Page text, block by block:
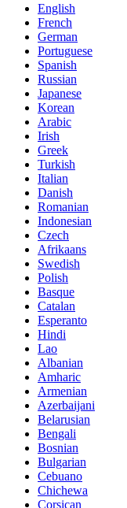
English
French
German
Portuguese
Spanish
Russian
Japanese
Korean
Arabic
Irish
Greek
Turkish
Italian
Danish
Romanian
Indonesian
Czech
Afrikaans
Swedish
Polish
Basque
Catalan
Esperanto
Hindi
Lao
Albanian
Amharic
Armenian
Azerbaijani
Belarusian
Bengali
Bosnian
Bulgarian
Cebuano
Chichewa
Corsican